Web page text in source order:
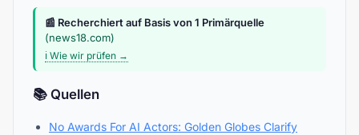
📰 Recherchiert auf Basis von 1 Primärquelle
(news18.com)
ℹ️ Wie wir prüfen →
📚 Quellen
No Awards For AI Actors: Golden Globes Clarify